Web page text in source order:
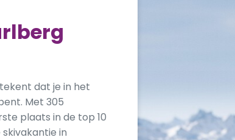
dat je in het
Met 305
plaats in de top 10
skivakantie in